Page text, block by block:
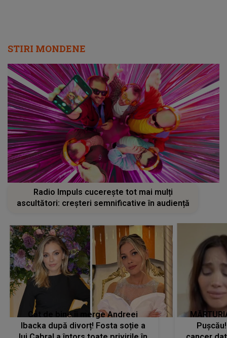
STIRI MONDENE
Radio Impuls cucerește tot mai mulți
ascultători: creșteri semnificative în audiență
Cât de bine îi merge Andreei
Ibacka după divorț! Fosta soție a